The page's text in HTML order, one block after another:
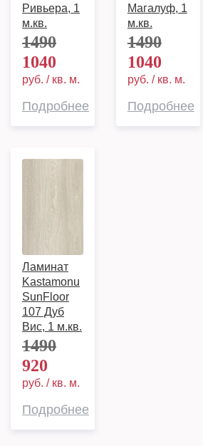
Ривьера, 1
м.кв.
1490
1040
руб. / кв. м.
Подробнее
Магалуф, 1
м.кв.
1490
1040
руб. / кв. м.
Подробнее
Ламинат
Kastamonu
SunFloor
107 Дуб
Вис, 1 м.кв.
1490
920
руб. / кв. м.
Подробнее